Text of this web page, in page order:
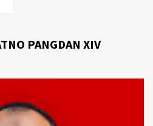
PANGDAN XIV